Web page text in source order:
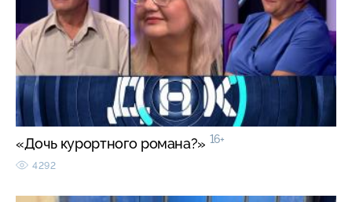
«Дочь курортного романа?» 16+
4292